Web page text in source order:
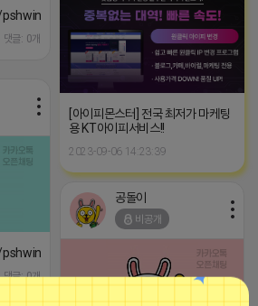
224163874231
댓글: 0개
[아이피몬스터] 전국 최저가 마케팅
용 KT아이피서비스!!
2023-09-06 14:23:39
224166675209
댓글: 0개
공돌이
비공개